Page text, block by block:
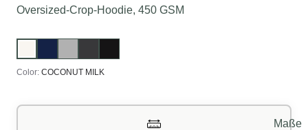
Oversized-Crop-Hoodie, 450 GSM
Color: COCONUT MILK
Maße